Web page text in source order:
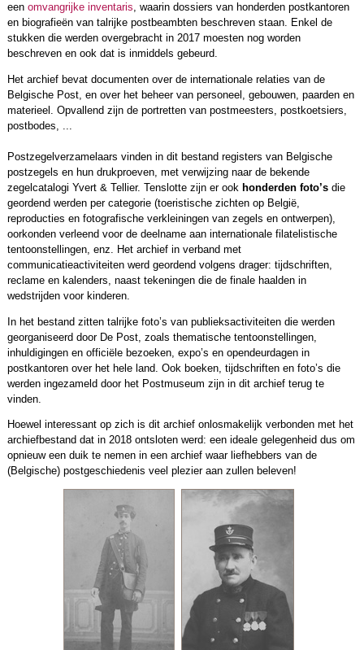
een omvangrijke inventaris, waarin dossiers van honderden postkantoren
en biografieën van talrijke postbeambten beschreven staan. Enkel de
stukken die werden overgebracht in 2017 moesten nog worden
beschreven en ook dat is inmiddels gebeurd.
Het archief bevat documenten over de internationale relaties van de
Belgische Post, en over het beheer van personeel, gebouwen, paarden en
materieel. Opvallend zijn de portretten van postmeesters, postkoetsiers,
postbodes, ...
Postzegelverzamelaars vinden in dit bestand registers van Belgische
postzegels en hun drukproeven, met verwijzing naar de bekende
zegelcatalogi Yvert & Tellier. Tenslotte zijn er ook honderden foto’sdie
geordend werden per categorie (toeristische zichten op België,
reproducties en fotografische verkleiningen van zegels en ontwerpen),
oorkonden verleend voor de deelname aan internationale filatelistische
tentoonstellingen, enz. Het archief in verband met
communicatieactiviteiten werd geordend volgens drager: tijdschriften,
reclame en kalenders, naast tekeningen die de finale haalden in
wedstrijden voor kinderen.
In het bestand zitten talrijke foto’s van publieksactiviteiten die werden
georganiseerd door De Post, zoals thematische tentoonstellingen,
inhuldigingen en officiële bezoeken, expo’s en opendeurdagen in
postkantoren over het hele land. Ook boeken, tijdschriften en foto’s die
werden ingezameld door het Postmuseum zijn in dit archief terug te
vinden.
Hoewel interessant op zich is dit archief onlosmakelijk verbonden met het
archiefbestand dat in 2018 ontsloten werd: een ideale gelegenheid dus om
opnieuw een duik te nemen in een archief waar liefhebbers van de
(Belgische) postgeschiedenis veel plezier aan zullen beleven!